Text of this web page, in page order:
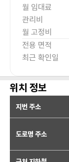
월 임대료
관리비
월 고정비
전용 면적
최근 확인일
위치 정보
지번 주소
도로명 주소